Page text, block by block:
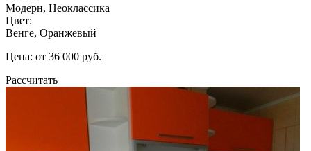
Модерн, Неоклассика
Цвет:
Венге, Оранжевый
Цена: от 36 000 руб.
Рассчитать